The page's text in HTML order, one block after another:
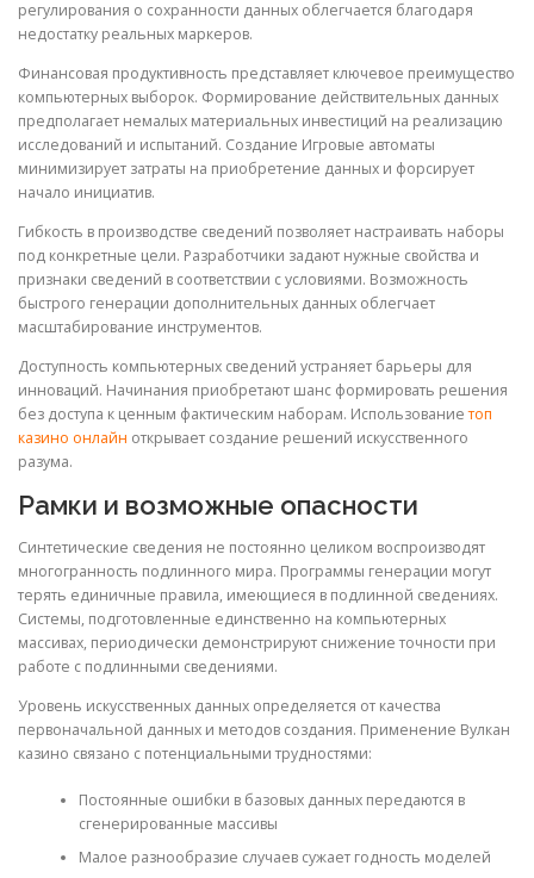
регулирования о сохранности данных облегчается благодаря
недостатку реальных маркеров.
Финансовая продуктивность представляет ключевое преимущество
компьютерных выборок. Формирование действительных данных
предполагает немалых материальных инвестиций на реализацию
исследований и испытаний. Создание Игровые автоматы
минимизирует затраты на приобретение данных и форсирует
начало инициатив.
Гибкость в производстве сведений позволяет настраивать наборы
под конкретные цели. Разработчики задают нужные свойства и
признаки сведений в соответствии с условиями. Возможность
быстрого генерации дополнительных данных облегчает
масштабирование инструментов.
Доступность компьютерных сведений устраняет барьеры для
инноваций. Начинания приобретают шанс формировать решения
без доступа к ценным фактическим наборам. Использованиетоп
казино онлайн открывает создание решений искусственного
разума.
Рамки и возможные опасности
Синтетические сведения не постоянно целиком воспроизводят
многогранность подлинного мира. Программы генерации могут
терять единичные правила, имеющиеся в подлинной сведениях.
Системы, подготовленные единственно на компьютерных
массивах, периодически демонстрируют снижение точности при
работе с подлинными сведениями.
Уровень искусственных данных определяется от качества
первоначальной данных и методов создания. Применение Вулкан
казино связано с потенциальными трудностями:
Постоянные ошибки в базовых данных передаются в
сгенерированные массивы
Малое разнообразие случаев сужает годность моделей